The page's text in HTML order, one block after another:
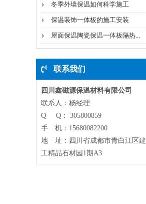
冬季外墙保温如何科学施工
保温装饰一体板的施工安装
屋面保温陶瓷保温一体板隔热...
联系我们
四川鑫磁源保温材料有限公司
联系人：杨经理
Q Q： 305800859
手 机：15680082200
地 址：四川省成都市青白江区建
工精品石材园1期A3